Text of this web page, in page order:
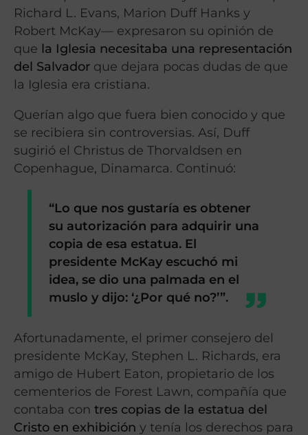
Richard L. Evans, Marion Duff Hanks y
Robert McKay— expresaron su opinión de
que la Iglesia necesitaba una representación
del Salvador que dejara pocas dudas de que
la Iglesia era cristiana.
Querían algo que fuera bien conocido y que
se recibiera sin controversias. Así, Duff
sugirió el Christus de Thorvaldsen en
Copenhague, Dinamarca. Continuó:
“Lo que nos gustaría es obtener
su autorización para adquirir una
copia de esa estatua. El
presidente McKay escuchó mi
idea, se dio una palmada en el
muslo y dijo: ‘¿Por qué no?’”.
Afortunadamente, el primer consejero del
presidente McKay, Stephen L. Richards, era
amigo de Hubert Eaton, propietario de los
cementerios de Forest Lawn, compañía que
contaba con tres copias de la estatua del
Cristo en exhibición y tenía los derechos para